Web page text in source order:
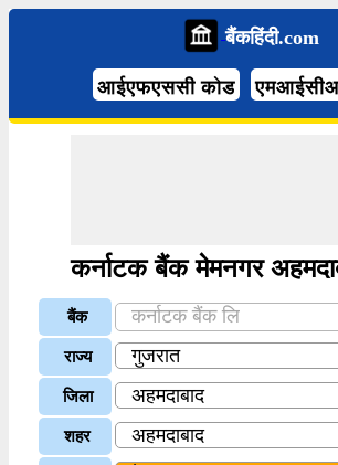
बैंकहिंदी.com
आईएफएससी कोड
कर्नाटक बैंक मेमनगर
बैंक
राज्य
जिला
शहर